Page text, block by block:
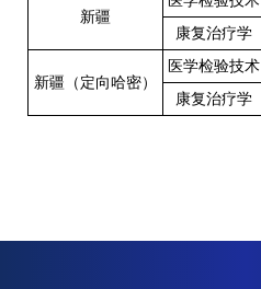
新疆
康复治疗学
新疆（定向哈密）
医学检验技术
康复治疗学